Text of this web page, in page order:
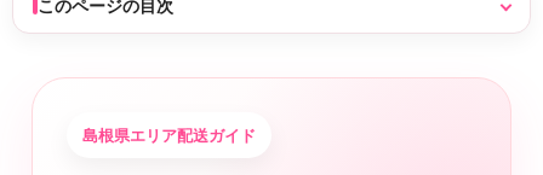
このページの目次
島根県エリア配送ガイド